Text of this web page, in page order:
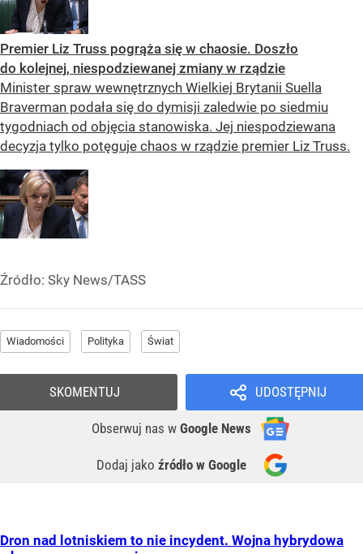
Premier Liz Truss pogrąża się w chaosie. Doszło
do kolejnej, niespodziewanej zmiany w rządzie
Minister spraw wewnętrznych Wielkiej Brytanii Suella
Braverman podała się do dymisji zaledwie po siedmiu
tygodniach od objęcia stanowiska. Jej niespodziewana
decyzja tylko potęguje chaos w rządzie premier Liz Truss.
Źródło: Sky News/TASS
Wiadomości Polityka Świat
UDOSTĘPNIJ
Obserwuj nas w Google News
Dodaj jako źródło w Google
SKOMENTUJ
Dron nad lotniskiem to nie incydent. Wojna hybrydowa